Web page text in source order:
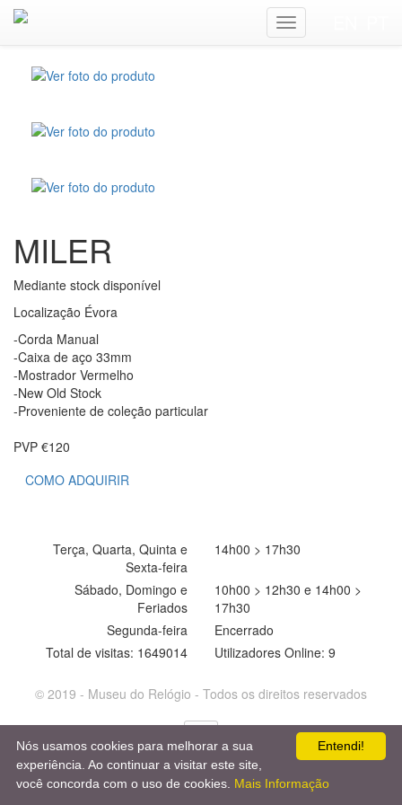
DETALHES
MILER
Mediante stock disponível
Localização Évora
-Corda Manual
-Caixa de aço 33mm
-Mostrador Vermelho
-New Old Stock
-Proveniente de coleção particular
PVP €120
COMO ADQUIRIR
Terça, Quarta, Quinta e
Sexta-feira
14h00 > 17h30
Sábado, Domingo e
Feriados
10h00 > 12h30 e 14h00 >
17h30
Segunda-feira
Encerrado
Total de visitas: 1649014
Utilizadores Online: 9
© 2019 - Museu do Relógio - Todos os direitos reservados
loading
Entendi!
Nós usamos cookies para melhorar a sua
experiência. Ao continuar a visitar este site,
você concorda com o uso de cookies. Mais Informação